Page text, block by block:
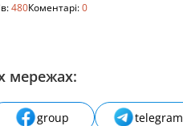
480Коментарі:0
мережах:
group telegram